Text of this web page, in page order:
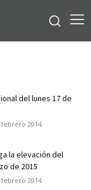
del lunes 17 de
febrero 2014
la elevación del
de 2015
febrero 2014